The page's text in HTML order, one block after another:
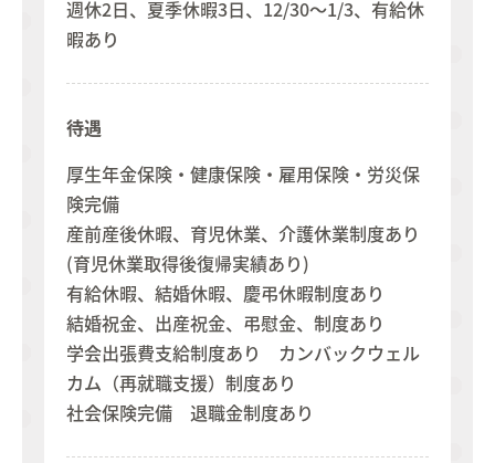
週休2日、夏季休暇3日、12/30～1/3、有給休
暇あり
待遇
厚生年金保険・健康保険・雇用保険・労災保
険完備
産前産後休暇、育児休業、介護休業制度あり
(育児休業取得後復帰実績あり)
有給休暇、結婚休暇、慶弔休暇制度あり
結婚祝金、出産祝金、弔慰金、制度あり
学会出張費支給制度あり カンバックウェル
カム（再就職支援）制度あり
社会保険完備 退職金制度あり